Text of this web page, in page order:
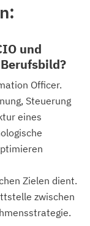
und
Officer.
Steuerung
eines
Zielen dient.
zwischen